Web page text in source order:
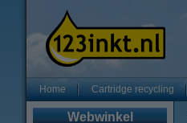
Home Cartridge recycling
Webwinkel